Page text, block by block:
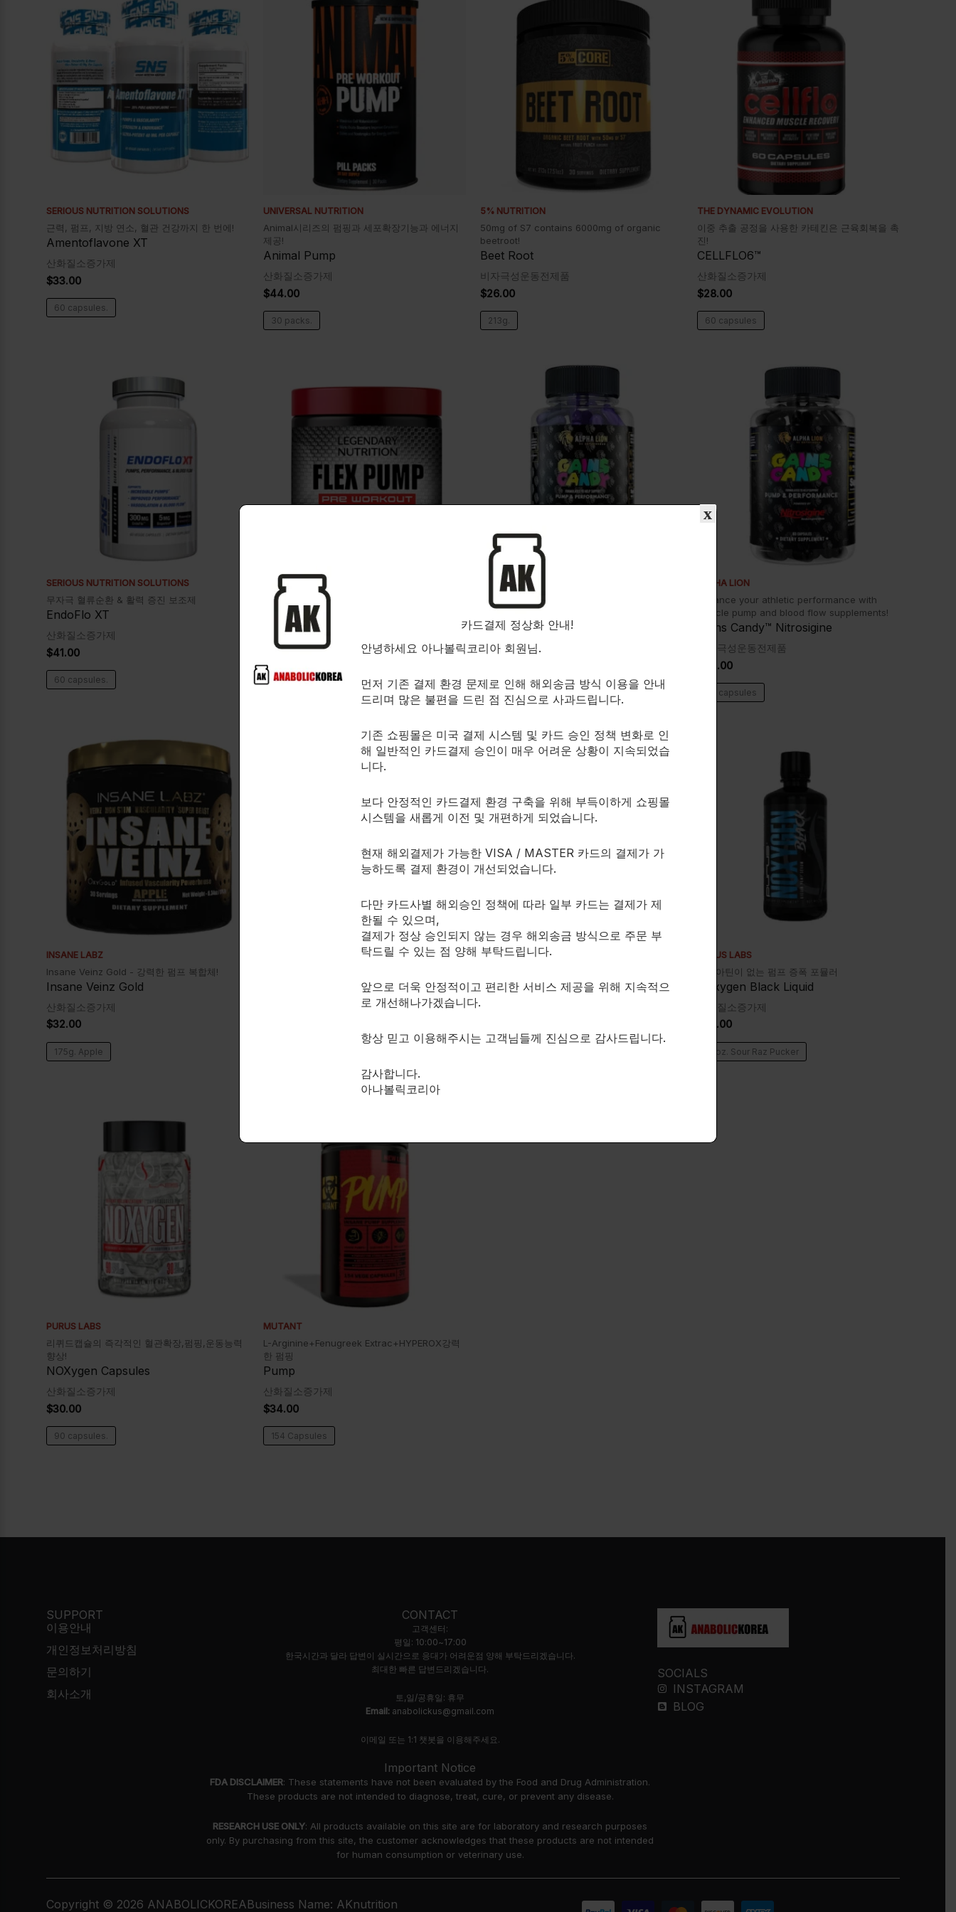
SERIOUS NUTRITION SOLUTIONS
근력, 펌프, 지방 연소, 혈관 건강까지 한 번에!
Amentoflavone XT
산화질소증가제
$33.00
60 capsules.
UNIVERSAL NUTRITION
Animal시리즈의 펌핑과 세포확장기능과 에너지
제공!
Animal Pump
산화질소증가제
$44.00
30 packs.
5% NUTRITION
50mg of S7 contains 6000mg of organic
beetroot!
Beet Root
비자극성운동전제품
$26.00
213g.
THE DYNAMIC EVOLUTION
이중 추출 공정을 사용한 카테킨은 근육회복을 촉
진!
CELLFLO6™
산화질소증가제
$28.00
60 capsules
SERIOUS NUTRITION SOLUTIONS
무자극 혈류순환 & 활력 증진 보조제
EndoFlo XT
산화질소증가제
$41.00
60 capsules.
An innovative pre-workout pump mixture for
Alpha Males!
FLEX PUMP
비자극성운동전제품
$
ALPHA LION
Promotes nitric oxide production to enhance
pumping performance during workouts!
Gains Candy S7
산화질소증가제
60 capsules.
ALPHA LION
Enhance your athletic performance with
muscle pump and blood flow supplements!
Gains Candy™ Nitrosigine
비자극성운동전제품
43.00
63 capsules
INSANE LABZ
Insane Veinz Gold - 강력한 펌프 복합체!
Insane Veinz Gold
산화질소증가제
$32.00
175g. Apple
품절
generation product for pumping!
PURUS LABS 품절
NA
PURUS LABS
크레아틴이 없는 펌프 증폭 포뮬러
Noxygen Black Liquid
산화질소증가제
45.00
32oz. Sour Raz Pucker
PURUS LABS
리퀴드캡슐의 즉각적인 혈관확장,펌핑,운동능력
향상!
NOXygen Capsules
산화질소증가제
$30.00
90 capsules.
MUTANT
L-Arginine+Fenugreek Extrac+HYPEROX강력
한 펌핑
Pump
산화질소증가제
$34.00
154 Capsules
SUPPORT
이용안내
개인정보처리방침
문의하기
회사소개
CONTACT
고객센터:
평일: 10:00~17:00
한국시간과 달라 답변이 실시간으로 응대가 어려운점 양해 부탁드리겠습니다.
최대한 빠른 답변드리겠습니다.
토,일/공휴일: 휴무
Email: anabolickus@gmail.com
이메일 또는 1:1 챗봇을 이용해주세요.
Important Notice
FDA DISCLAIMER: These statements have not been evaluated by the Food and Drug Administration.
These products are not intended to diagnose, treat, cure, or prevent any disease.
RESEARCH USE ONLY: All products available on this site are for laboratory and research purposes
only. By purchasing from this site, the customer acknowledges that these products are not intended
for human consumption or veterinary use.
SOCIALS
INSTAGRAM
BLOG
Copyright © 2026 ANABOLICKOREABusiness Name: AKnutrition
카드결제 정상화 안내!
안녕하세요 아나볼릭코리아 회원님.
먼저 기존 결제 환경 문제로 인해 해외송금 방식 이용을 안내
드리며 많은 불편을 드린 점 진심으로 사과드립니다.
기존 쇼핑몰은 미국 결제 시스템 및 카드 승인 정책 변화로 인
해 일반적인 카드결제 승인이 매우 어려운 상황이 지속되었습
니다.
보다 안정적인 카드결제 환경 구축을 위해 부득이하게 쇼핑몰
시스템을 새롭게 이전 및 개편하게 되었습니다.
현재 해외결제가 가능한 VISA / MASTER 카드의 결제가 가
능하도록 결제 환경이 개선되었습니다.
다만 카드사별 해외승인 정책에 따라 일부 카드는 결제가 제
한될 수 있으며,
결제가 정상 승인되지 않는 경우 해외송금 방식으로 주문 부
탁드릴 수 있는 점 양해 부탁드립니다.
앞으로 더욱 안정적이고 편리한 서비스 제공을 위해 지속적으
로 개선해나가겠습니다.
항상 믿고 이용해주시는 고객님들께 진심으로 감사드립니다.
감사합니다.
아나볼릭코리아
x